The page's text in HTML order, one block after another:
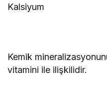
Kalsiyum
Kemik
vitamini ile ilişkilidir.